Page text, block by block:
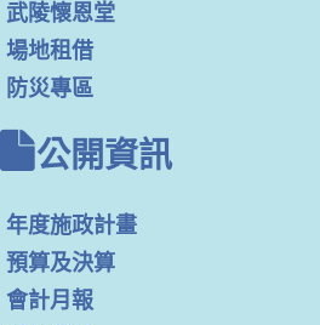
武陵懷恩堂
場地租借
防災專區
公開資訊
年度施政計畫
預算及決算
會計月報